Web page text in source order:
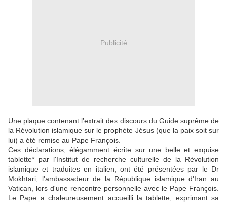
Publicité
Une plaque contenant l’extrait des discours du Guide suprême de
la Révolution islamique sur le prophète Jésus (que la paix soit sur
lui) a été remise au Pape François.
Ces déclarations, élégamment écrite sur une belle et exquise
tablette* par l'Institut de recherche culturelle de la Révolution
islamique et traduites en italien, ont été présentées par le Dr
Mokhtari, l'ambassadeur de la République islamique d'Iran au
Vatican, lors d'une rencontre personnelle avec le Pape François.
Le Pape a chaleureusement accueilli la tablette, exprimant sa